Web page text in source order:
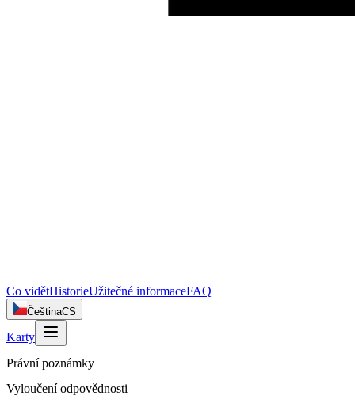
Co vidětHistorieUžitečné informaceFAQ
ČeštinaCS
Karty
Právní poznámky
Vyloučení odpovědnosti